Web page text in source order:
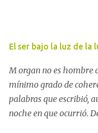
El ser bajo la luz de la
M organ no es hombre
mínimo grado de
palabras que escribió,
noche en que ocurrió.